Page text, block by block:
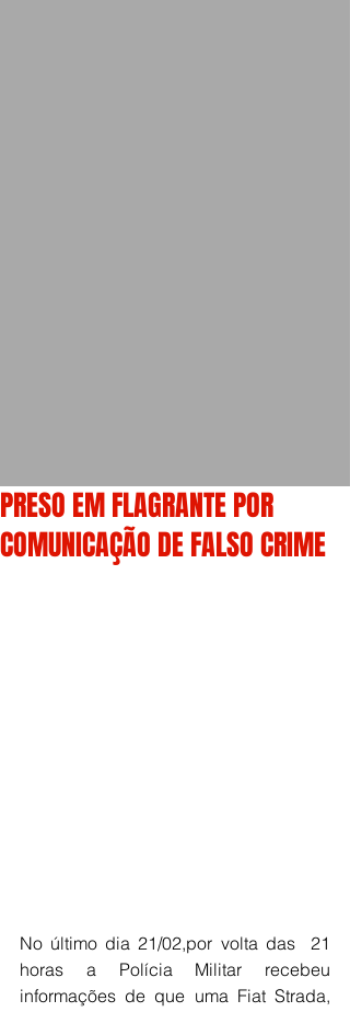
PRESO EM FLAGRANTE POR
COMUNICAÇÃO DE FALSO CRIME
No último dia 21/02,por volta das  21
horas a Polícia Militar recebeu
informações de que uma Fiat Strada,